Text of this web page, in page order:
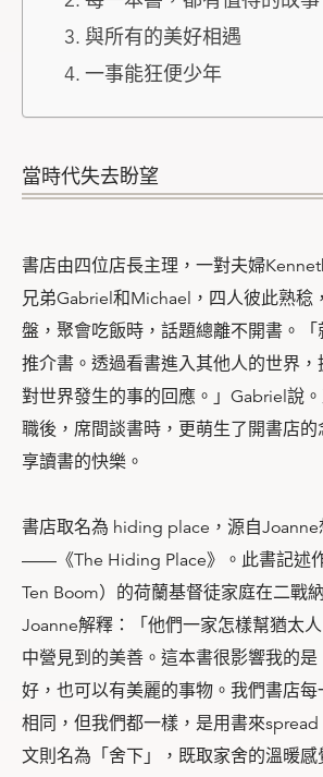
與所有的美好相遇
一事能狂便少年
當時代失去盼望
書店由四位店長主理，一對夫婦
兄弟Gabriel和Michael，四人彼此熟稔
盤，聚會吃飯時，話題總離不開書。「
推介書。透過看書進入其他人的世界
對世界發生的事的回應。」Gabriel說
職後，席間談書時，更萌生了開書店
享讀書的快樂。
書店取名為 hiding place，源自
——《The Hiding Place》。此書記述
Ten Boom）的荷蘭基督徒家庭在二戰
Joanne解釋：「他們一家怎樣幫猶太
中營見到的美善。這本書很影響我的
好，也可以有美麗的事物。我們書店
相同，但我們都一樣，是用書來
文則名為「舍下」，既取家舍的溫暖